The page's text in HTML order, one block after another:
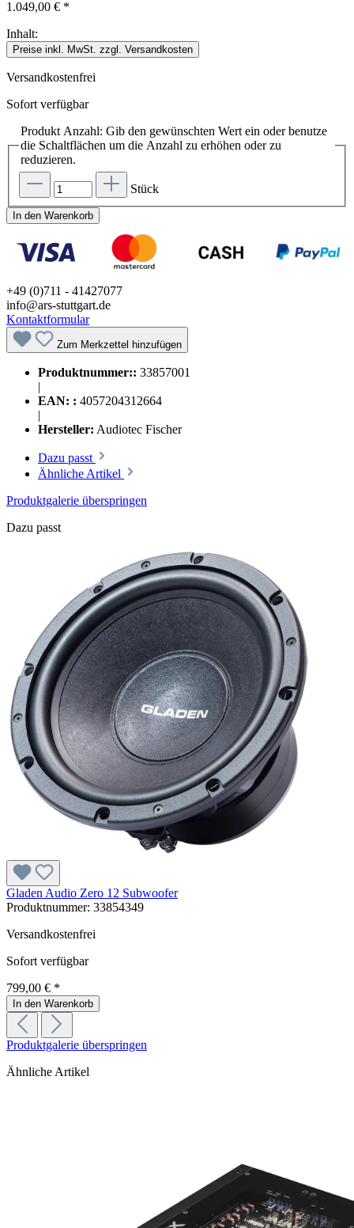
1.049,00 € *
Inhalt:
Preise inkl. MwSt. zzgl. Versandkosten
Versandkostenfrei
Sofort verfügbar
Produkt Anzahl: Gib den gewünschten Wert ein oder benutze
die Schaltflächen um die Anzahl zu erhöhen oder zu
reduzieren.
Stück
In den Warenkorb
+49 (0)711 - 41427077
info@ars-stuttgart.de
Kontaktformular
Zum Merkzettel hinzufügen
Produktnummer:: 33857001
|
EAN: : 4057204312664
|
Hersteller: Audiotec Fischer
Dazu passt
Ähnliche Artikel
Produktgalerie überspringen
Dazu passt
Gladen Audio Zero 12 Subwoofer
Produktnummer: 33854349
Versandkostenfrei
Sofort verfügbar
799,00 € *
In den Warenkorb
Produktgalerie überspringen
Ähnliche Artikel